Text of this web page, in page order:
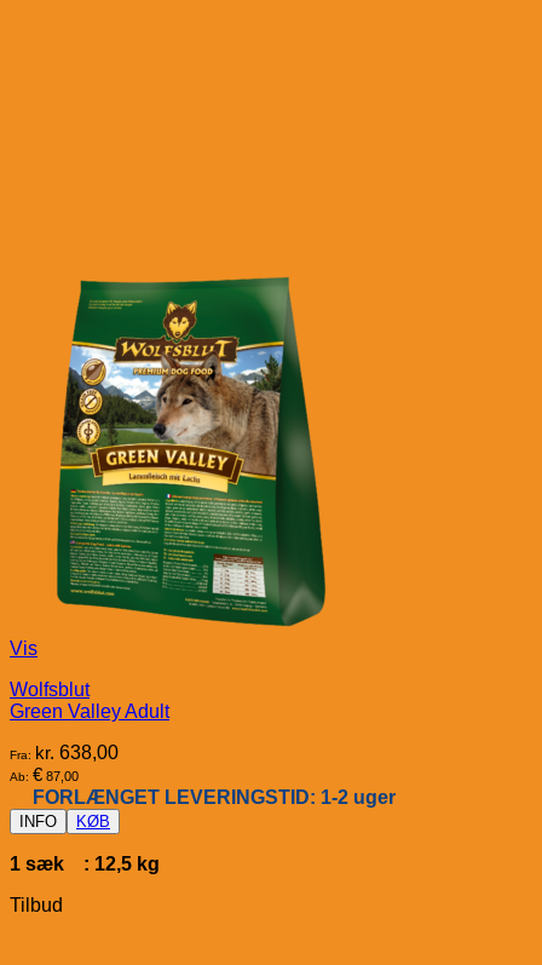
Vis
Wolfsblut
Green Valley Adult
Fra: kr. 638,00
Ab: € 87,00
FORLÆNGET LEVERINGSTID: 1-2 uger
INFO KØB
1 sæk : 12,5 kg
Tilbud